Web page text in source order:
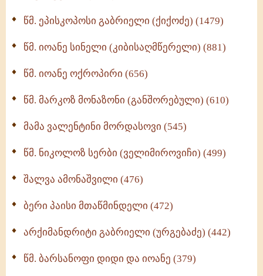
წმ. ეპისკოპოსი გაბრიელი (ქიქოძე) (1479)
წმ. იოანე სინელი (კიბისაღმწერელი) (881)
წმ. იოანე ოქროპირი (656)
წმ. მარკოზ მონაზონი (განშორებული) (610)
მამა ვალენტინი მორდასოვი (545)
წმ. ნიკოლოზ სერბი (ველიმიროვიჩი) (499)
შალვა ამონაშვილი (476)
ბერი პაისი მთაწმინდელი (472)
არქიმანდრიტი გაბრიელი (ურგებაძე) (442)
წმ. ბარსანოფი დიდი და იოანე (379)